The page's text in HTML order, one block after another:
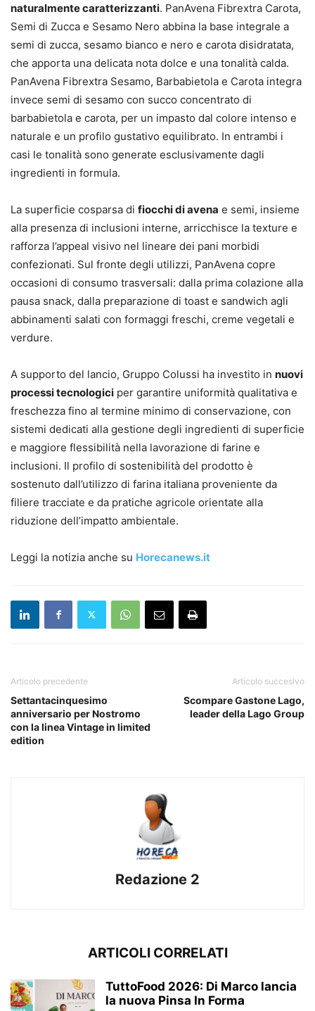
naturalmente caratterizzanti. PanAvena Fibrextra Carota,
Semi di Zucca e Sesamo Nero abbina la base integrale a
semi di zucca, sesamo bianco e nero e carota disidratata,
che apporta una delicata nota dolce e una tonalità calda.
PanAvena Fibrextra Sesamo, Barbabietola e Carota integra
invece semi di sesamo con succo concentrato di
barbabietola e carota, per un impasto dal colore intenso e
naturale e un profilo gustativo equilibrato. In entrambi i
casi le tonalità sono generate esclusivamente dagli
ingredienti in formula.
La superficie cosparsa di fiocchi di avena e semi, insieme
alla presenza di inclusioni interne, arricchisce la texture e
rafforza l’appeal visivo nel lineare dei pani morbidi
confezionati. Sul fronte degli utilizzi, PanAvena copre
occasioni di consumo trasversali: dalla prima colazione alla
pausa snack, dalla preparazione di toast e sandwich agli
abbinamenti salati con formaggi freschi, creme vegetali e
verdure.
A supporto del lancio, Gruppo Colussi ha investito in nuovi
processi tecnologici per garantire uniformità qualitativa e
freschezza fino al termine minimo di conservazione, con
sistemi dedicati alla gestione degli ingredienti di superficie
e maggiore flessibilità nella lavorazione di farine e
inclusioni. Il profilo di sostenibilità del prodotto è
sostenuto dall’utilizzo di farina italiana proveniente da
filiere tracciate e da pratiche agricole orientate alla
riduzione dell’impatto ambientale.
Leggi la notizia anche su Horecanews.it
Articolo precedente
Settantacinquesimo
anniversario per Nostromo
con la linea Vintage in limited
edition
Articolo succesivo
Scompare Gastone Lago,
leader della Lago Group
Redazione 2
ARTICOLI CORRELATI
TuttoFood 2026: Di Marco lancia
la nuova Pinsa In Forma